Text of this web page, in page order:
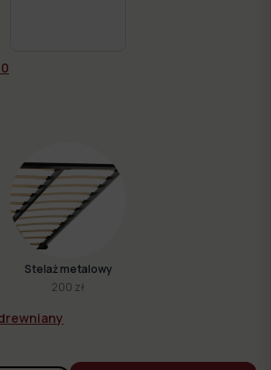
Stelaż metalowy
200 zł